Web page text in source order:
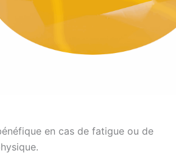
en cas de fatigue ou de